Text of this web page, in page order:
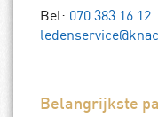
Bel: 070 383 16 12
Belangrijkste